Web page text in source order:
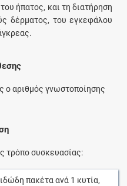
ήπατος, και τη διατήρηση
δέρματος, του εγκεφάλου
ο αριθμός γνωστοποίησης
τρόπο συσκευασίας:
πακέταανά 1 κυτία,